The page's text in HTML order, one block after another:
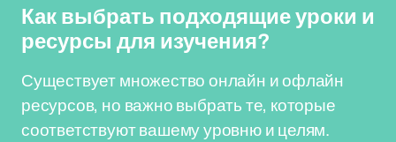
Как выбрать подходящие уроки и
ресурсы для изучения?
Существует множество онлайн и офлайн
ресурсов, но важно выбрать те, которые
соответствуют вашему уровню и целям.